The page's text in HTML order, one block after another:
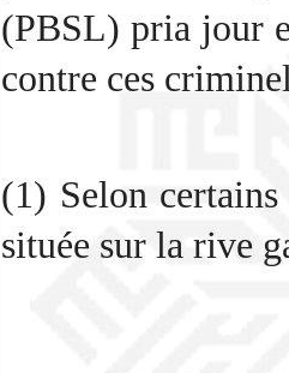
(PBSL) pria jour
contre ces
(1) Selon
située sur la rive